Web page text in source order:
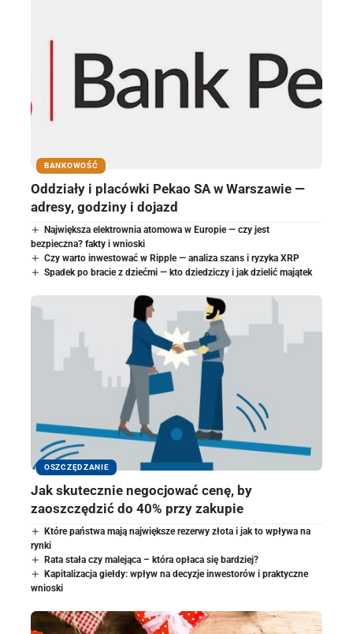
BANKOWOŚĆ
Oddziały i placówki Pekao SA w Warszawie —
adresy, godziny i dojazd
Największa elektrownia atomowa w Europie — czy jest
bezpieczna? fakty i wnioski
Czy warto inwestować w Ripple — analiza szans i ryzyka XRP
Spadek po bracie z dziećmi — kto dziedziczy i jak dzielić majątek
OSZCZĘDZANIE
Jak skutecznie negocjować cenę, by
zaoszczędzić do 40% przy zakupie
Które państwa mają największe rezerwy złota i jak to wpływa na
rynki
Rata stała czy malejąca – która opłaca się bardziej?
Kapitalizacja giełdy: wpływ na decyzje inwestorów i praktyczne
wnioski